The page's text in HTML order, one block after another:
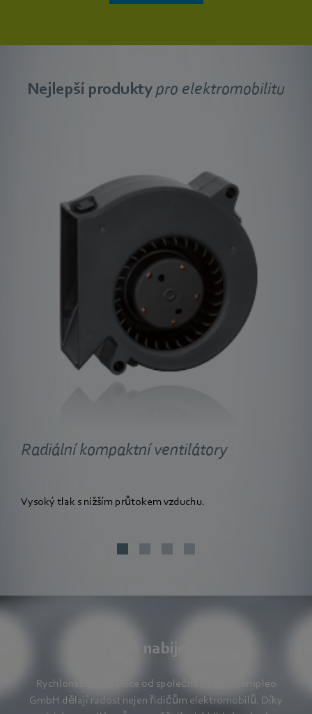
Nejlepší produktypro elektromobilitu
Radiální kompaktní ventilátory
Vysoký tlak s nižším průtokem vzduchu.
Tiché nabíječky
Rychlonabíjecí stanice od společnosti EBG compleo
GmbH dělají radost nejen řidičům elektromobilů. Díky